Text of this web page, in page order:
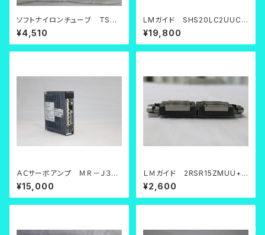
ソフトナイロンチューブ TS06
04B-100
¥4,510
LMガイド SHS20LC2UUC1
FM+1020LPF
¥19,800
ＡＣサーボアンプ ＭＲ－Ｊ３－
１０Ａ【中古品】
¥15,000
ＬＭガイド 2RSR15ZMUU+11
0LM
¥2,600